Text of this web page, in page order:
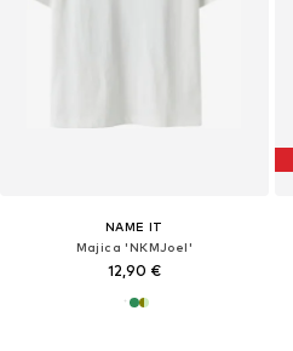
NAME IT
Majica 'NKMJoel'
12,90 €